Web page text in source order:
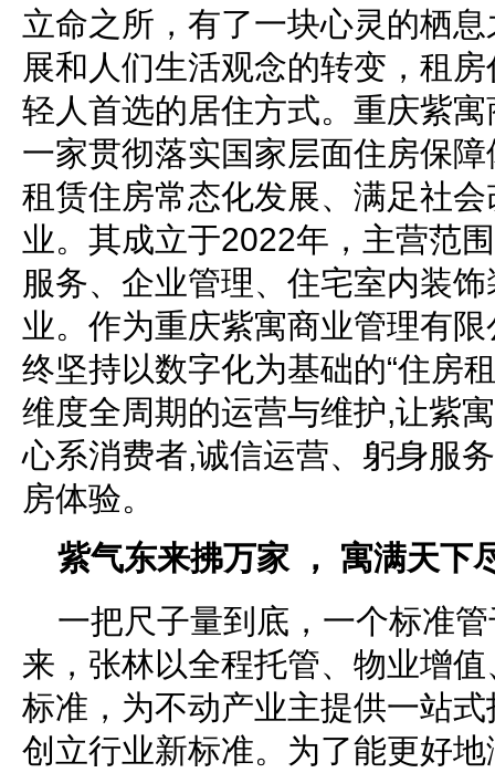
立命之所，有了一块心灵的栖
展和人们生活观念的转变，租
轻人首选的居住方式。重庆紫
一家贯彻落实国家层面住房保
租赁住房常态化发展、满足社
业。其成立于2022年，主营范
服务、企业管理、住宅室内装
业。作为重庆紫寓商业管理有
终坚持以数字化为基础的“住房
维度全周期的运营与维护,让紫
心系消费者,诚信运营、躬身服
房体验。
紫气东来拂万家 ， 寓满天下
一把尺子量到底，一个标准
来，张林以全程托管、物业增
标准，为不动产业主提供一站
创立行业新标准。为了能更好